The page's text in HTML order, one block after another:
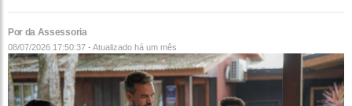
Por da Assessoria
08/07/2026 17:50:37 - Atualizado há um mês